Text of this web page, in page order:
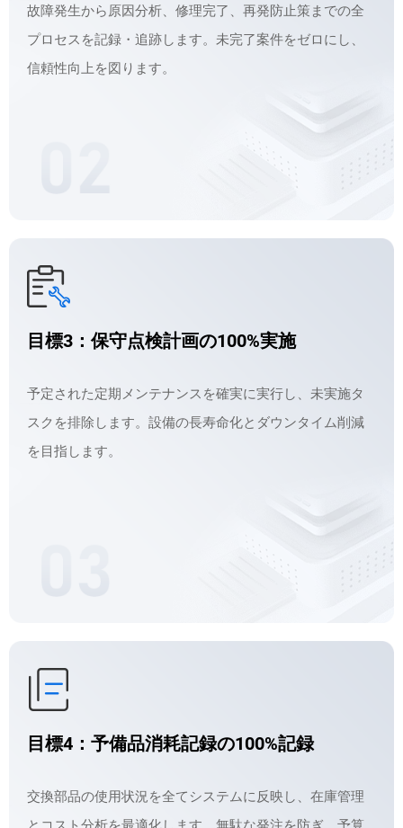
故障発生から原因分析、修理完了、再発防止策までの全
プロセスを記録・追跡します。未完了案件をゼロにし、
信頼性向上を図ります。
目標3：保守点検計画の100%実施
予定された定期メンテナンスを確実に実行し、未実施タ
スクを排除します。設備の長寿命化とダウンタイム削減
を目指します。
目標4：予備品消耗記録の100%記録
交換部品の使用状況を全てシステムに反映し、在庫管理